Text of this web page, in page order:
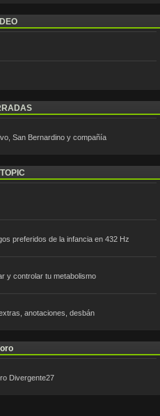
San Bernardino y compañía
preferidos de la infancia en 432 Hz
y controlar tu metabolismo
anotaciones, desbán
Divergente27